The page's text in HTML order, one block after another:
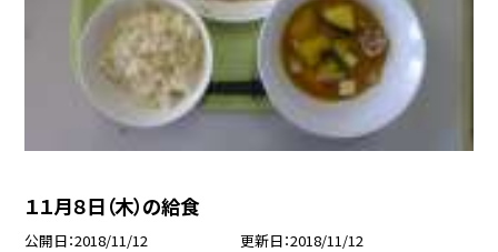
１１月８日（木）の給食
公開日 2018/11/12 更新日 2018/11/12